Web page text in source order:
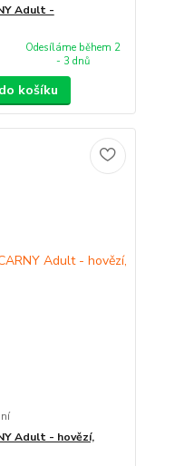
Adult -
Odesíláme během 2
- 3 dnů
košíku
Adult - hovězí,